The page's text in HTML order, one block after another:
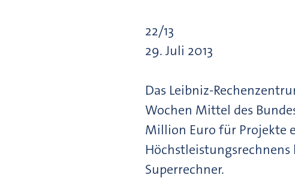
22/13
29. Juli 2013
Das Leibniz-
Wochen Mittel des
Million Euro für Projekte
Superrechner.